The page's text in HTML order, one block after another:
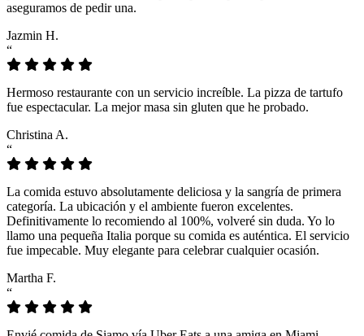
aseguramos de pedir una.
Jazmin H.
“
Hermoso restaurante con un servicio increíble. La pizza de tartufo
fue espectacular. La mejor masa sin gluten que he probado.
Christina A.
“
La comida estuvo absolutamente deliciosa y la sangría de primera
categoría. La ubicación y el ambiente fueron excelentes.
Definitivamente lo recomiendo al 100%, volveré sin duda. Yo lo
llamo una pequeña Italia porque su comida es auténtica. El servicio
fue impecable. Muy elegante para celebrar cualquier ocasión.
Martha F.
“